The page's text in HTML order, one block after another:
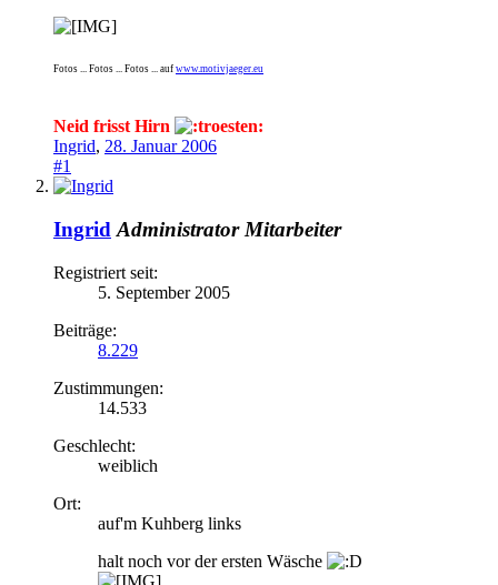
Fotos ... Fotos ... Fotos ... auf www.motivjaeger.eu
Neid frisst Hirn
Ingrid, 28. Januar 2006
#1
Ingrid Administrator Mitarbeiter
Registriert seit:
5. September 2005
Beiträge:
8.229
Zustimmungen:
14.533
Geschlecht:
weiblich
Ort:
auf'm Kuhberg links
halt noch vor der ersten Wäsche